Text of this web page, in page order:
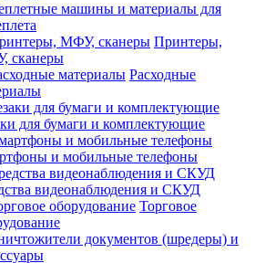
машины и материалы для
Принтеры,
сканеры
Расходные
для бумаги и комплектующие
и мобильные телефоны
видеонаблюдения и СКУД
Торговое